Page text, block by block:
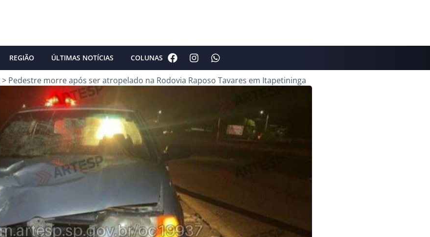
REGIÃO ÚLTIMAS NOTÍCIAS COLUNAS
> Pedestre morre após ser atropelado na Rodovia Raposo Tavares em Itapetininga